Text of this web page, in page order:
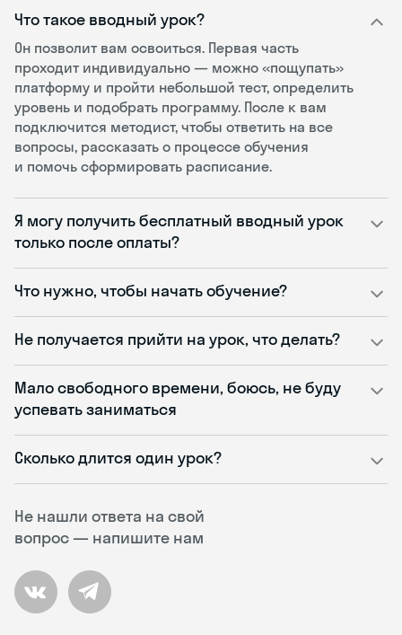
Не нашли ответа на свой
вопрос — напишите нам
Что такое вводный урок?
Он позволит вам освоиться. Первая часть
проходит индивидуально — можно «пощупать»
платформу и пройти небольшой тест, определить
уровень и подобрать программу. После к вам
подключится методист, чтобы ответить на все
вопросы, рассказать о процессе обучения
и помочь сформировать расписание.
Я могу получить бесплатный вводный урок
только после оплаты?
Что нужно, чтобы начать обучение?
Не получается прийти на урок, что делать?
Мало свободного времени, боюсь, не буду
успевать заниматься
Сколько длится один урок?